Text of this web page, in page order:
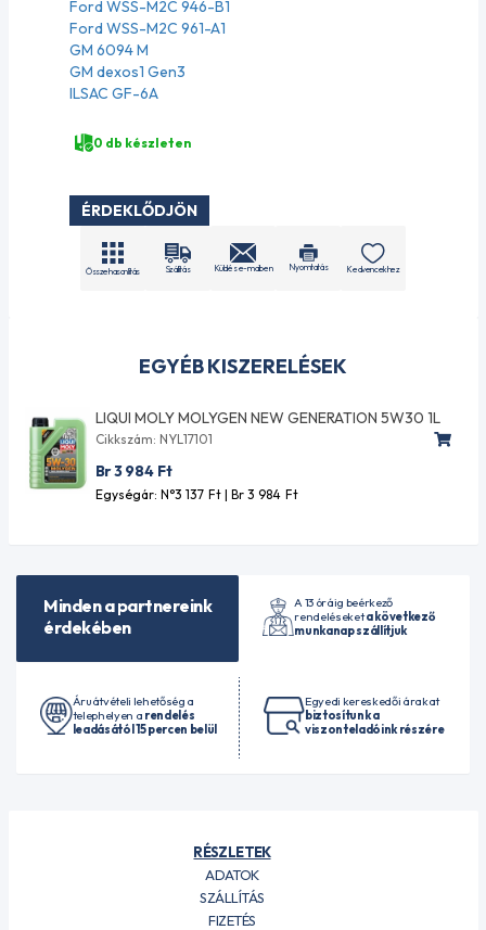
EGYÉB KISZERELÉSEK
LIQUI MOLY MOLYGEN NEW GENERATION 5W30 1L
Cikkszám: NYL17101
Br 3 984 Ft
Egységár: N°3 137 Ft| Br 3 984 Ft
Ford WSS-M2C 946-B1
Ford WSS-M2C 961-A1
GM 6094 M
GM dexos1 Gen3
ILSAC GF-6A
0 db készleten
ÉRDEKLŐDJÖN
Összehasonlítás Szállítás Küldés e-mailben Nyomtatás Kedvencekhez
Minden a partnereink
érdekében
A 13 óráig beérkező
rendeléseketa következő
munkanap szállítjuk
Áruátvételi lehetőség a
telephelyen a rendelés
leadásától 15 percen belül
Egyedi kereskedői árakat
biztosítunk a
viszonteladóink részére
RÉSZLETEK
ADATOK
SZÁLLÍTÁS
FIZETÉS